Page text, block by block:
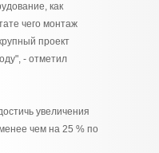
как
чего монтаж
проект
- отметил
увеличения
чем на 25 % по